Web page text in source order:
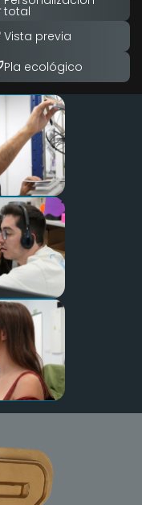
total
Vista previa
Pla ecológico